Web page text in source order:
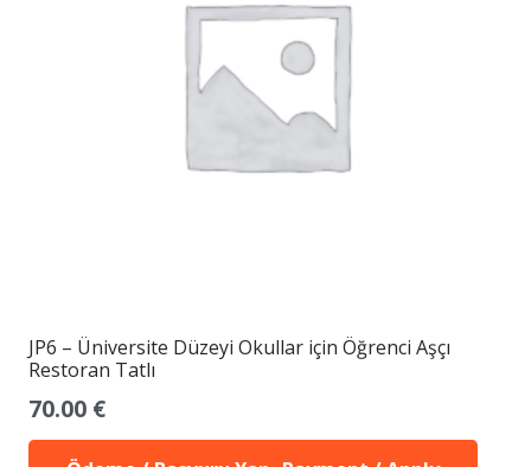
JP6 – Üniversite Düzeyi Okullar için Öğrenci Aşçı
Restoran Tatlı
70.00 €